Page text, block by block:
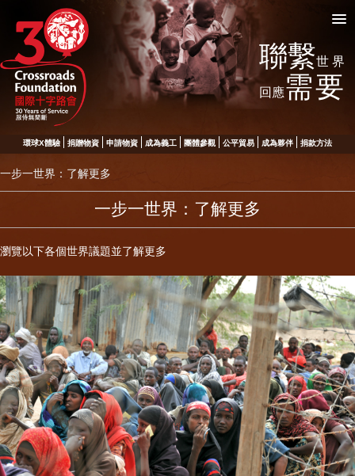
聯繫世界
回應需要
環球X體驗 捐贈物資 申請物資 成為義工 團體參觀 公平貿易 成為夥伴 捐款方法
一步一世界：了解更多
一步一世界：了解更多
瀏覽以下各個世界議題並了解更多